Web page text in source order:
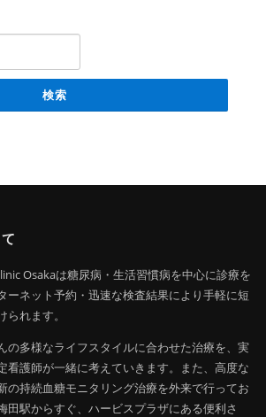
Osakaは糖尿病・生活習慣病を中心に診療を
ーネット予約・迅速な検査結果により手軽に短
れます。
の多様なライフスタイルに合わせた治療を、実
看護師が一緒に考えていきます。また、高度な
の持続血糖モニタリング治療を外来で行ってお
田駅からすぐ、ハービスプラザにある便利さ